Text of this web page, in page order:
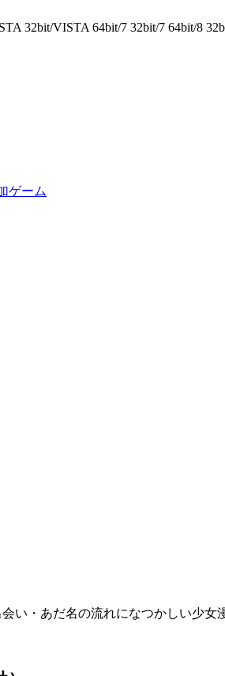
32bit/VISTA 64bit/7 32bit/7 64bit/8
ゲーム
い・あだ名の流れになつかしい少